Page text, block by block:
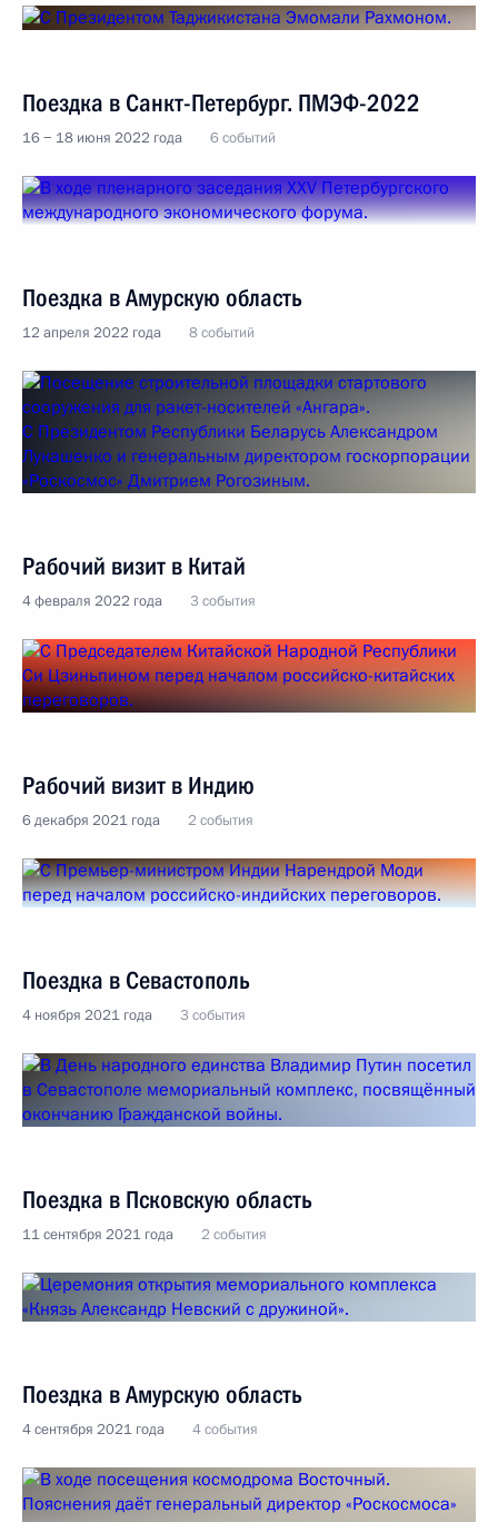
Поездка в Санкт-Петербург. ПМЭФ-2022
16 − 18 июня 2022 года 6 событий
Поездка в Амурскую область
12 апреля 2022 года 8 событий
Рабочий визит в Китай
4 февраля 2022 года 3 события
Рабочий визит в Индию
6 декабря 2021 года 2 события
Поездка в Севастополь
4 ноября 2021 года 3 события
Поездка в Псковскую область
11 сентября 2021 года 2 события
Поездка в Амурскую область
4 сентября 2021 года 4 события